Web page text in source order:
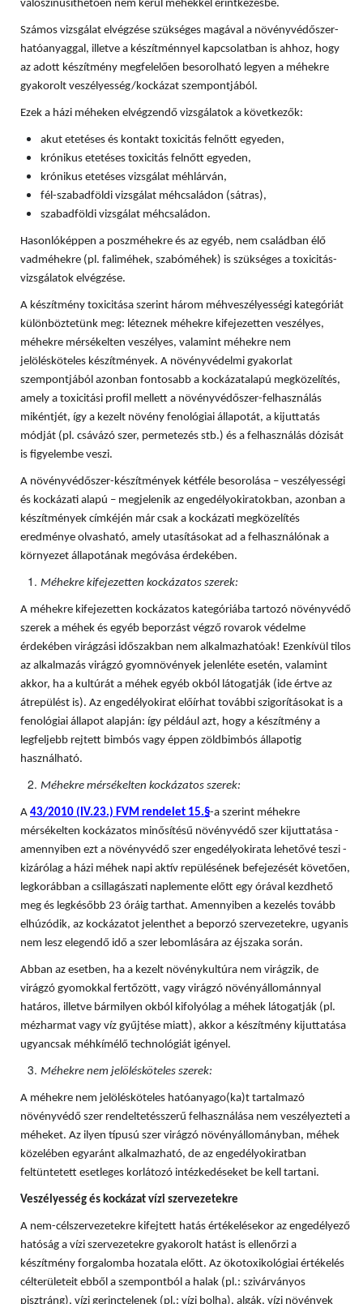
valószínűsíthetően nem kerül méhekkel érintkezésbe.
Számos vizsgálat elvégzése szükséges magával a növényvédőszer-
hatóanyaggal, illetve a készítménnyel kapcsolatban is ahhoz, hogy
az adott készítmény megfelelően besorolható legyen a méhekre
gyakorolt veszélyesség/kockázat szempontjából.
Ezek a házi méheken elvégzendő vizsgálatok a következők:
akut etetéses és kontakt toxicitás felnőtt egyeden,
krónikus etetéses toxicitás felnőtt egyeden,
krónikus etetéses vizsgálat méhlárván,
fél-szabadföldi vizsgálat méhcsaládon (sátras),
szabadföldi vizsgálat méhcsaládon.
Hasonlóképpen a poszméhekre és az egyéb, nem családban élő
vadméhekre (pl. faliméhek, szabóméhek) is szükséges a toxicitás-
vizsgálatok elvégzése.
A készítmény toxicitása szerint három méhveszélyességi kategóriát
különböztetünk meg: léteznek méhekre kifejezetten veszélyes,
méhekre mérsékelten veszélyes, valamint méhekre nem
jelölésköteles készítmények. A növényvédelmi gyakorlat
szempontjából azonban fontosabb a kockázatalapú megközelítés,
amely a toxicitási profil mellett a növényvédőszer-felhasználás
mikéntjét, így a kezelt növény fenológiai állapotát, a kijuttatás
módját (pl. csávázó szer, permetezés stb.) és a felhasználás dózisát
is figyelembe veszi.
A növényvédőszer-készítmények kétféle besorolása – veszélyességi
és kockázati alapú – megjelenik az engedélyokiratokban, azonban a
készítmények címkéjén már csak a kockázati megközelítés
eredménye olvasható, amely utasításokat ad a felhasználónak a
környezet állapotának megóvása érdekében.
Méhekre kifejezetten kockázatos szerek:
A méhekre kifejezetten kockázatos kategóriába tartozó növényvédő
szerek a méhek és egyéb beporzást végző rovarok védelme
érdekében virágzási időszakban nem alkalmazhatóak! Ezenkívül tilos
az alkalmazás virágzó gyomnövények jelenléte esetén, valamint
akkor, ha a kultúrát a méhek egyéb okból látogatják (ide értve az
átrepülést is). Az engedélyokirat előírhat további szigorításokat is a
fenológiai állapot alapján: így például azt, hogy a készítmény a
legfeljebb rejtett bimbós vagy éppen zöldbimbós állapotig
használható.
Méhekre mérsékelten kockázatos szerek:
A 43/2010 (IV.23.) FVM rendelet 15.§-a szerint méhekre
mérsékelten kockázatos minősítésű növényvédő szer kijuttatása -
amennyiben ezt a növényvédő szer engedélyokirata lehetővé teszi -
kizárólag a házi méhek napi aktív repülésének befejezését követően,
legkorábban a csillagászati naplemente előtt egy órával kezdhető
meg és legkésőbb 23 óráig tarthat. Amennyiben a kezelés tovább
elhúzódik, az kockázatot jelenthet a beporzó szervezetekre, ugyanis
nem lesz elegendő idő a szer lebomlására az éjszaka során.
Abban az esetben, ha a kezelt növénykultúra nem virágzik, de
virágzó gyomokkal fertőzött, vagy virágzó növényállománnyal
határos, illetve bármilyen okból kifolyólag a méhek látogatják (pl.
mézharmat vagy víz gyűjtése miatt), akkor a készítmény kijuttatása
ugyancsak méhkímélő technológiát igényel.
Méhekre nem jelölésköteles szerek:
A méhekre nem jelölésköteles hatóanyago(ka)t tartalmazó
növényvédő szer rendeltetésszerű felhasználása nem veszélyezteti a
méheket. Az ilyen típusú szer virágzó növényállományban, méhek
közelében egyaránt alkalmazható, de az engedélyokiratban
feltüntetett esetleges korlátozó intézkedéseket be kell tartani.
Veszélyesség és kockázat vízi szervezetekre
A nem-célszervezetekre kifejtett hatás értékelésekor az engedélyező
hatóság a vízi szervezetekre gyakorolt hatást is ellenőrzi a
készítmény forgalomba hozatala előtt. Az ökotoxikológiai értékelés
célterületeit ebből a szempontból a halak (pl.: szivárványos
pisztráng), vízi gerinctelenek (pl.: vízi bolha), algák, vízi növények